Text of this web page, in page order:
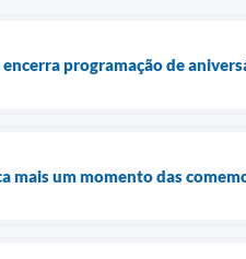
programação de
mais um momento das